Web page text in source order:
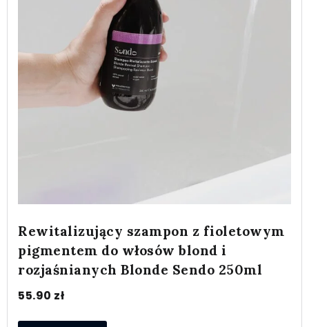
Rewitalizujący szampon z fioletowym
pigmentem do włosów blond i
rozjaśnianych Blonde Sendo 250ml
55.90 zł